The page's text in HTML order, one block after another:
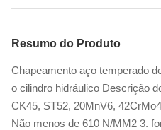
Resumo do Produto
Chapeamento aço temperado
o cilindro hidráulico Descrição
CK45, ST52, 20MnV6,
Não menos de 610 N/MM2 3.